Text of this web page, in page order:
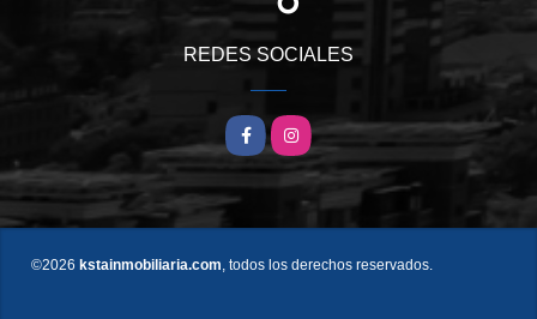
REDES SOCIALES
FacebookInstagram
©2026 kstainmobiliaria.com, todos los derechos reservados.